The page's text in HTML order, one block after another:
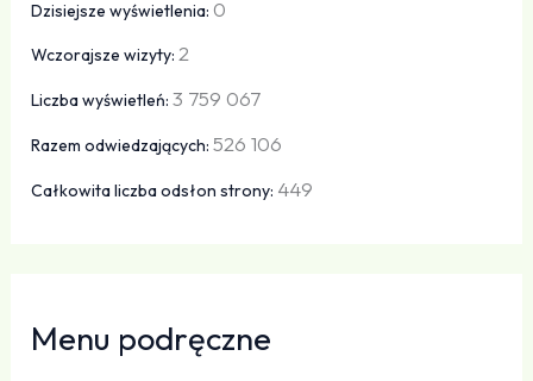
Dzisiejsze wyświetlenia: 0
Wczorajsze wizyty:2
Liczba wyświetleń:3 759 067
Razem odwiedzających:526 106
Całkowita liczba odsłon strony: 449
Menu podręczne